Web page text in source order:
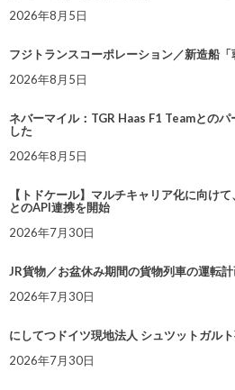
2026年8月5日
フジトランスコーポレーション／新造船
2026年8月5日
ネバーマイル：TGR Haas F1 Teamとの
した
2026年8月5日
【トドケール】マルチキャリア化に向け
とのAPI連携を開始
2026年7月30日
JR貨物／お盆休み期間の貨物列車の運転
2026年7月30日
にしてつドイツ現地法人 シュツットガル
2026年7月30日